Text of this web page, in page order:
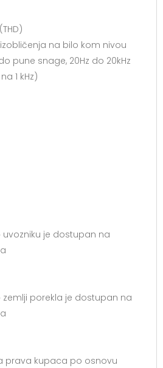
na bilo kom nivou
pune snage, 20Hz do 20kHz
1 kHz)
je dostupan na
porekla je dostupan na
prava kupaca po osnovu